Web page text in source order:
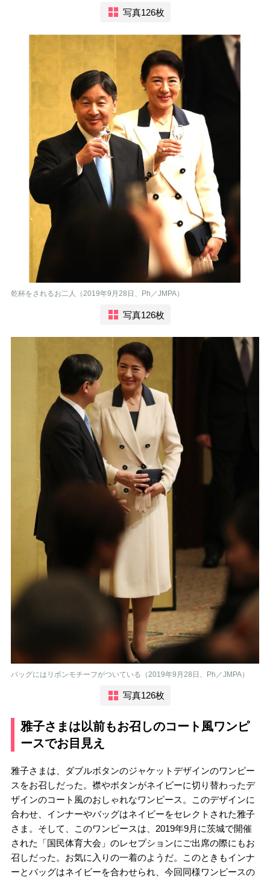
写真126枚
乾杯をされるお二人（2019年9月28日、Ph／JMPA）
写真126枚
バッグにはリボンモチーフがついている（2019年9月28日、Ph／JMPA）
写真126枚
雅子さまは以前もお召しのコート風ワンピ
ースでお目見え
雅子さまは、ダブルボタンのジャケットデザインのワンピー
スをお召しだった。襟やボタンがネイビーに切り替わったデ
ザインのコート風のおしゃれなワンピース。このデザインに
合わせ、インナーやバッグはネイビーをセレクトされた雅子
さま。そして、このワンピースは、2019年9月に茨城で開催
された「国民体育大会」のレセプションにご出席の際にもお
召しだった。お気に入りの一着のようだ。このときもインナ
ーとバッグはネイビーを合わせられ、今回同様ワンピースの